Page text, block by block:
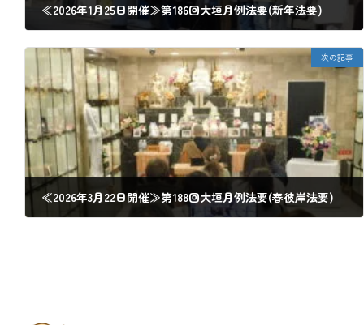
≪2026年1月25日開催≫第186回大垣月例法要(新年法要)
次の記事
≪2026年3月22日開催≫第188回大垣月例法要(春彼岸法要)